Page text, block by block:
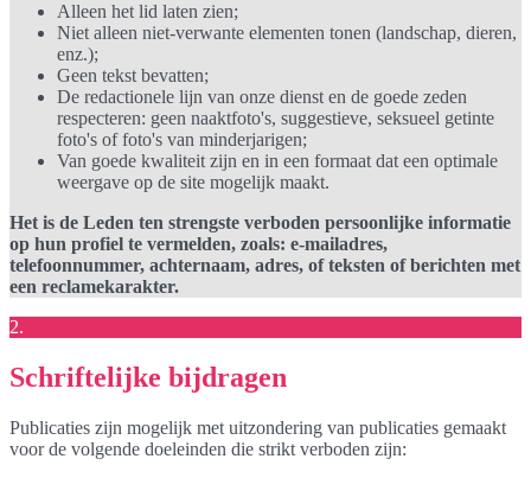
Alleen het lid laten zien;
Niet alleen niet-verwante elementen tonen (landschap, dieren,
enz.);
Geen tekst bevatten;
De redactionele lijn van onze dienst en de goede zeden
respecteren: geen naaktfoto's, suggestieve, seksueel getinte
foto's of foto's van minderjarigen;
Van goede kwaliteit zijn en in een formaat dat een optimale
weergave op de site mogelijk maakt.
Het is de Leden ten strengste verboden persoonlijke informatie
op hun profiel te vermelden, zoals: e-mailadres,
telefoonnummer, achternaam, adres, of teksten of berichten met
een reclamekarakter.
2.
Schriftelijke bijdragen
Publicaties zijn mogelijk met uitzondering van publicaties gemaakt
voor de volgende doeleinden die strikt verboden zijn: